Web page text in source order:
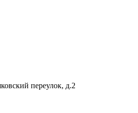
переулок, д.2